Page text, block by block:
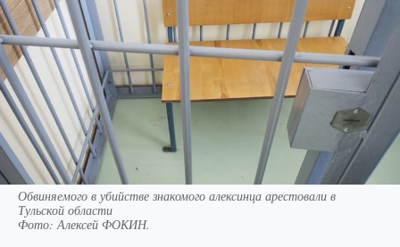
Обвиняемого в убийстве знакомого алексинца арестовали в
Тульской области
Фото:Алексей ФОКИН.